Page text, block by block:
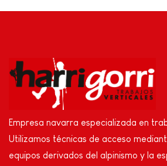
Empresa navarra especializada en
Utilizamos técnicas de acceso
equipos derivados del alpinismo y la